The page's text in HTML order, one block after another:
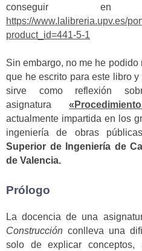
conseguir en
https://www.lalibreria.upv.es/
product_id=441-5-1
Sin embargo, no me he
que he escrito para este libro
sirve como reflexión
asignatura
actualmente impartida en los
ingeniería de obras
Superior de Ingeniería de
de Valencia.
Prólogo
La docencia de una
Construcción conlleva una
solo de explicar